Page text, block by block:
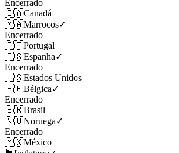
Encerrado
🇨🇦Canadá
🇲🇦Marrocos✓
Encerrado
🇵🇹Portugal
🇪🇸Espanha✓
Encerrado
🇺🇸Estados Unidos
🇧🇪Bélgica✓
Encerrado
🇧🇷Brasil
🇳🇴Noruega✓
Encerrado
🇲🇽México